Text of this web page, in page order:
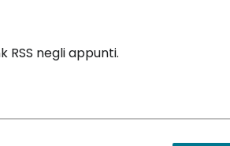
RSS negli appunti.